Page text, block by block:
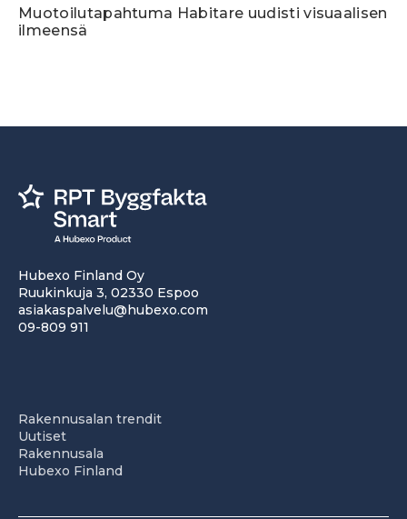
Muotoilutapahtuma Habitare uudisti visuaalisen
ilmeensä
Hubexo Finland Oy
Ruukinkuja 3, 02330 Espoo
asiakaspalvelu@hubexo.com
09-809 911
Rakennusalan trendit
Uutiset
Rakennusala
Hubexo Finland